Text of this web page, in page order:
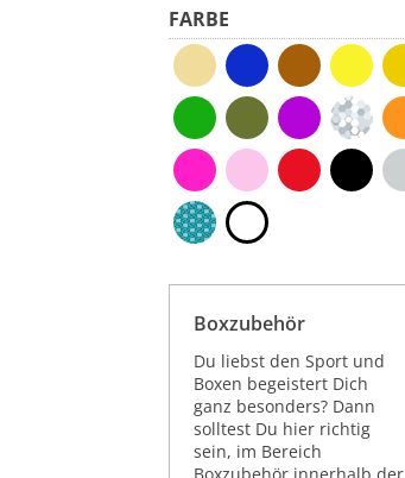
FARBE
Boxzubehör
Du liebst den Sport und
Boxen begeistert Dich
ganz besonders? Dann
solltest Du hier richtig
sein, im Bereich